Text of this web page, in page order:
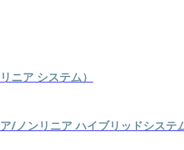
ニア システム）
/ノンリニア ハイブリッドシステ